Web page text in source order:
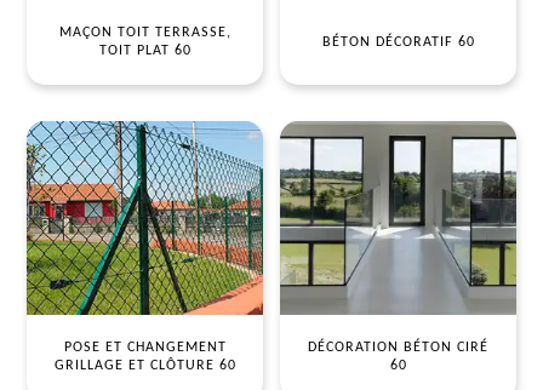
MAÇON TOIT TERRASSE,
TOIT PLAT 60
BÉTON DÉCORATIF 60
POSE ET CHANGEMENT
GRILLAGE ET CLÔTURE 60
DÉCORATION BÉTON CIRÉ
60